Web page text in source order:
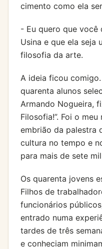
cimento como ela
- Eu quero que você
Usina e que ela seja
filosofia da arte.
A ideia ficou
quarenta alunos
Armando Nogueira,
Filosofia!”. Foi o
embrião da palestra
cultura no tempo e
para mais de sete
Os quarenta jovens
Filhos de
funcionários
entrado numa
tardes de três
e conheciam